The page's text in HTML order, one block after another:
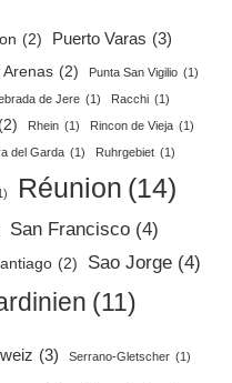
(2) Puerto Varas (3)
Arenas (2) Punta San Vigilio (1)
de Jere (1) Racchi (1)
(2) Rhein (1) Rincon de Vieja (1)
del Garda (1) Ruhrgebiet (1)
Réunion (14)
San Francisco (4)
(2) Sao Jorge (4)
(11)
(3) Serrano-Gletscher (1)